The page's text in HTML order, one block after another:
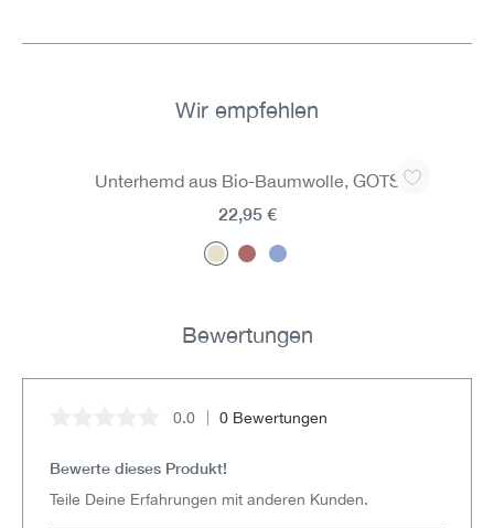
Wir empfehlen
Unterhemd aus Bio-Baumwolle, GOTS
22,95 €
Bewertungen
Durchschnittliche Bewertung von 0 von 5 Sternen
0.0 0 Bewertungen
Bewerte dieses Produkt!
Teile Deine Erfahrungen mit anderen Kunden.